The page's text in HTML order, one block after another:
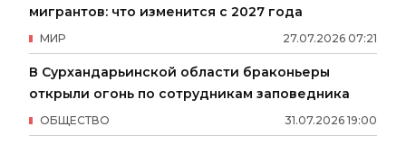
мигрантов: что изменится с 2027 года
27.07.2026 07:21
МИР
В Сурхандарьинской области браконьеры
открыли огонь по сотрудникам заповедника
31.07.2026 19:00
ОБЩЕСТВО